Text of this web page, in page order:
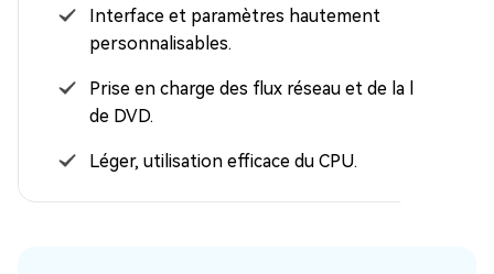
Interface et paramètres hautement
personnalisables.
Prise en charge des flux réseau et de la lecture
de DVD.
Léger, utilisation efficace du CPU.